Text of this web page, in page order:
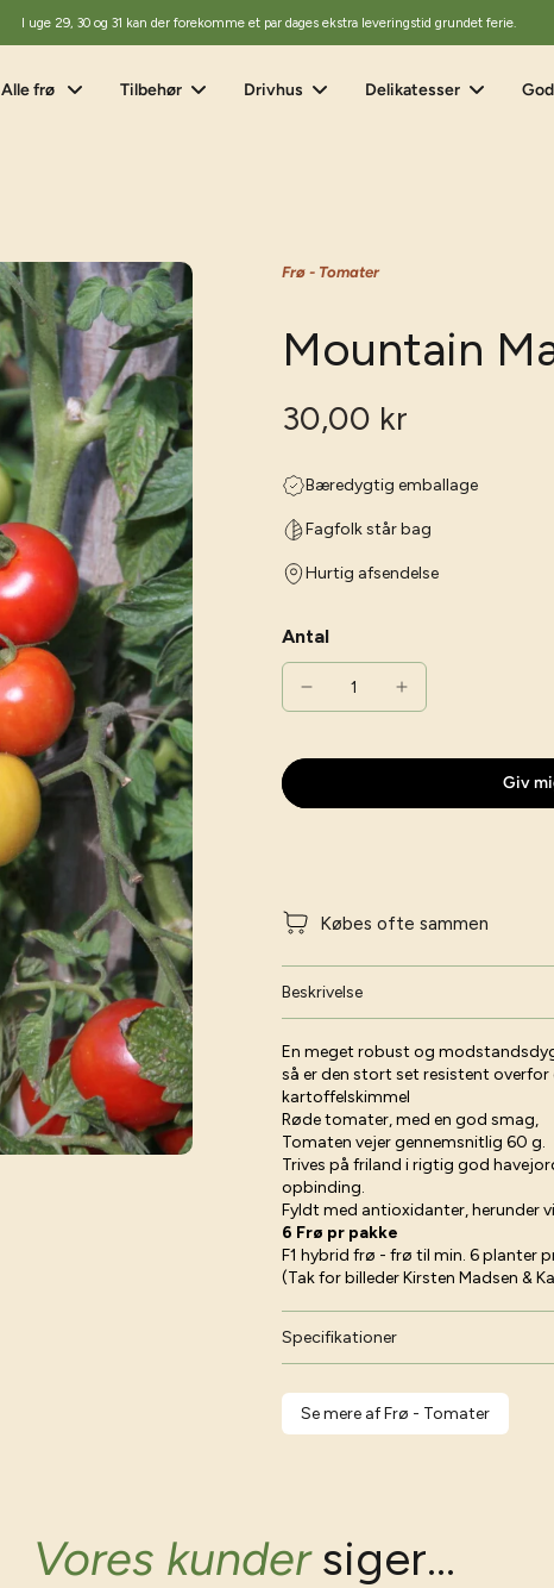
I uge 29, 30 og 31 kan der forekomme et par dages ekstra leveringstid grundet ferie.
Alle frø Tilbehør Drivhus Delikatesser
Frø - Tomater
Mountain
30,00 kr
Bæredygtig emballage
Fagfolk står bag
Hurtig afsendelse
Antal
Giv
Købes ofte sammen
Beskrivelse
En meget robust og
så er den stort set resistent
kartoffelskimmel
Røde tomater, med en god smag,
Tomaten vejer gennemsnitlig 60 g.
Trives på friland i rigtig god
opbinding.
Fyldt med antioxidanter, herunder
6 Frø pr pakke
F1 hybrid frø - frø til min. 6 planter
(Tak for billeder Kirsten Madsen &
Specifikationer
Se mere af Frø - Tomater
Vores kundersiger...